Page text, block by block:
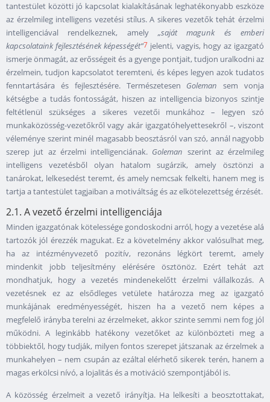
tantestület közötti jó kapcsolat kialakításának leghatékonyabb eszköze
az érzelmileg intelligens vezetési stílus. A sikeres vezetők tehát érzelmi
intelligenciával rendelkeznek, amely „saját magunk és emberi
kapcsolataink fejlesztésének képességét”7 jelenti, vagyis, hogy az igazgató
ismerje önmagát, az erősségeit és a gyenge pontjait, tudjon uralkodni az
érzelmein, tudjon kapcsolatot teremteni, és képes legyen azok tudatos
fenntartására és fejlesztésére. Természetesen Goleman sem vonja
kétségbe a tudás fontosságát, hiszen az intelligencia bizonyos szintje
feltétlenül szükséges a sikeres vezetői munkához – legyen szó
munkaközösség-vezetőkről vagy akár igazgatóhelyettesekről –, viszont
véleménye szerint minél magasabb beosztásról van szó, annál nagyobb
szerep jut az érzelmi intelligenciának. Goleman szerint az érzelmileg
intelligens vezetésből olyan hatalom sugárzik, amely ösztönzi a
tanárokat, lelkesedést teremt, és amely nemcsak felkelti, hanem meg is
tartja a tantestület tagjaiban a motiváltság és az elkötelezettség érzését.
2.1. A vezető érzelmi intelligenciája
Minden igazgatónak kötelessége gondoskodni arról, hogy a vezetése alá
tartozók jól érezzék magukat. Ez a követelmény akkor valósulhat meg,
ha az intézményvezető pozitív, rezonáns légkört teremt, amely
mindenkit jobb teljesítmény elérésére ösztönöz. Ezért tehát azt
mondhatjuk, hogy a vezetés mindenekelőtt érzelmi vállalkozás. A
vezetésnek ez az elsődleges vetülete határozza meg az igazgató
munkájának eredményességét, hiszen ha a vezető nem képes a
megfelelő irányba terelni az érzelmeket, akkor szinte semmi nem fog jól
működni. A leginkább hatékony vezetőket az különbözteti meg a
többiektől, hogy tudják, milyen fontos szerepet játszanak az érzelmek a
munkahelyen – nem csupán az ezáltal elérhető sikerek terén, hanem a
magas erkölcsi nívó, a lojalitás és a motiváció szempontjából is.
A közösség érzelmeit a vezető irányítja. Ha lelkesíti a beosztottakat,